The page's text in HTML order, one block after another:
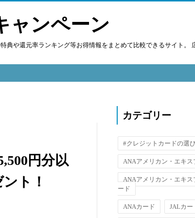
ャンペーン
や還元率ランキング等お得情報をまとめて比較できるサイト。
円分以
ト！
カテゴリー
#クレジットカードの選
ANAアメリカン・エキス
ANAアメリカン・エキ
ード
ANAカード JALカー